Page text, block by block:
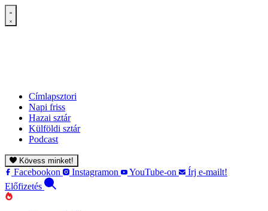
Címlapsztori
Napi friss
Hazai sztár
Külföldi sztár
Podcast
Kövess minket!
Facebookon Instagramon YouTube-on
Írj e-mailt!
Előfizetés